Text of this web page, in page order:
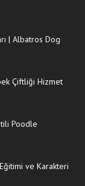
| Albatros Dog
Çiftliği Hizmet
Poodle
ve Karakteri